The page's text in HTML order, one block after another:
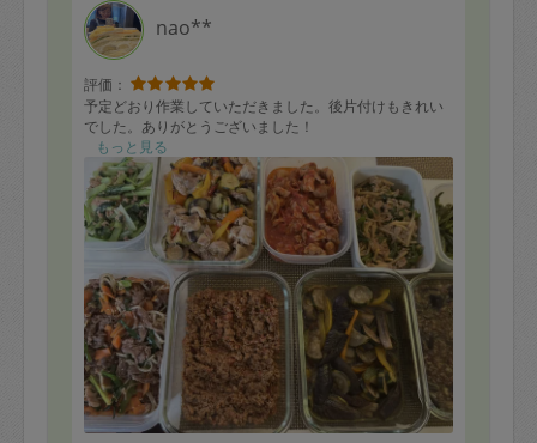
nao**
評価：
予定どおり作業していただきました。後片付けもきれい
でした。ありがとうございました！
もっと見る